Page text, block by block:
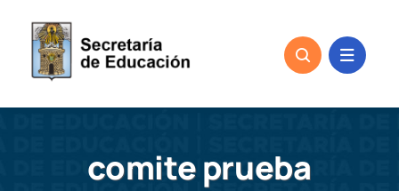
content
comite prueba